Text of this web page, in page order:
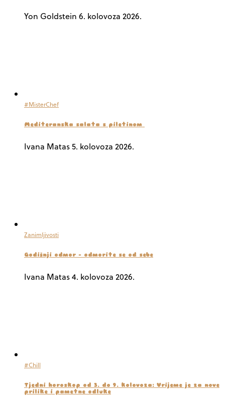
Yon Goldstein 6. kolovoza 2026.
#MisterChef
Mediteranska salata s piletinom
Ivana Matas5. kolovoza 2026.
Zanimljivosti
Godišnji odmor – odmorite se od sebe
Ivana Matas4. kolovoza 2026.
#Chill
Tjedni horoskop od 3. do 9. kolovoza: Vrijeme je za nove
prilike i pametne odluke